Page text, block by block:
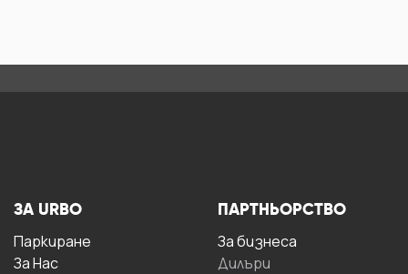
ЗА URBO
Паркиране
За Hас
ПАРТНЬОРСТВО
За бизнесa
Дилъри